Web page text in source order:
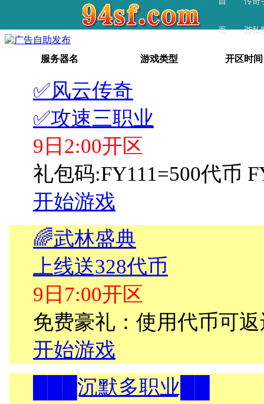
页 游私